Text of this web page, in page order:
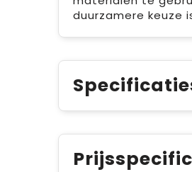
duurzamere keuze